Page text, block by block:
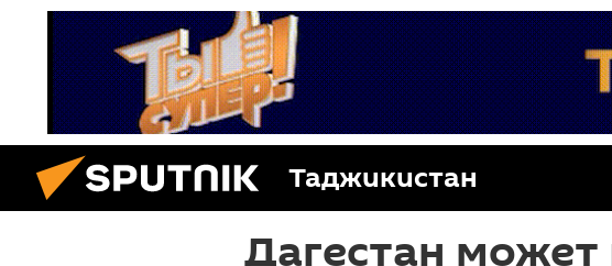
Таджикистан
Дагестан может